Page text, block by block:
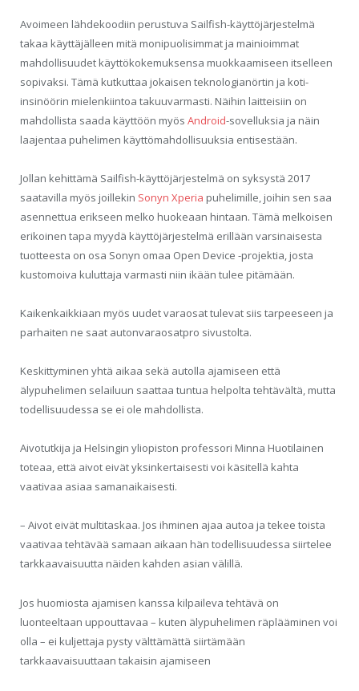
Avoimeen lähdekoodiin perustuva Sailfish-käyttöjärjestelmä
takaa käyttäjälleen mitä monipuolisimmat ja mainioimmat
mahdollisuudet käyttökokemuksensa muokkaamiseen itselleen
sopivaksi. Tämä kutkuttaa jokaisen teknologianörtin ja koti-
insinöörin mielenkiintoa takuuvarmasti. Näihin laitteisiin on
mahdollista saada käyttöön myös Android-sovelluksia ja näin
laajentaa puhelimen käyttömahdollisuuksia entisestään.
Jollan kehittämä Sailfish-käyttöjärjestelmä on syksystä 2017
saatavilla myös joillekin Sonyn Xperia puhelimille, joihin sen saa
asennettua erikseen melko huokeaan hintaan. Tämä melkoisen
erikoinen tapa myydä käyttöjärjestelmä erillään varsinaisesta
tuotteesta on osa Sonyn omaa Open Device -projektia, josta
kustomoiva kuluttaja varmasti niin ikään tulee pitämään.
Kaikenkaikkiaan myös uudet varaosat tulevat siis tarpeeseen ja
parhaiten ne saat autonvaraosatpro sivustolta.
Keskittyminen yhtä aikaa sekä autolla ajamiseen että
älypuhelimen selailuun saattaa tuntua helpolta tehtävältä, mutta
todellisuudessa se ei ole mahdollista.
Aivotutkija ja Helsingin yliopiston professori Minna Huotilainen
toteaa, että aivot eivät yksinkertaisesti voi käsitellä kahta
vaativaa asiaa samanaikaisesti.
– Aivot eivät multitaskaa. Jos ihminen ajaa autoa ja tekee toista
vaativaa tehtävää samaan aikaan hän todellisuudessa siirtelee
tarkkaavaisuutta näiden kahden asian välillä.
Jos huomiosta ajamisen kanssa kilpaileva tehtävä on
luonteeltaan uppouttavaa – kuten älypuhelimen räplääminen voi
olla – ei kuljettaja pysty välttämättä siirtämään
tarkkaavaisuuttaan takaisin ajamiseen